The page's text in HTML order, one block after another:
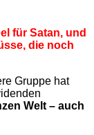
für Satan, und
die noch
Gruppe hat
Welt – auch